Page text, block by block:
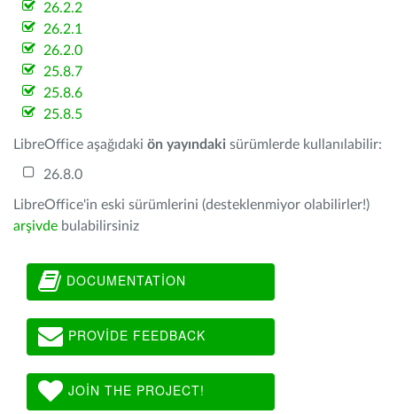
26.2.2
26.2.1
26.2.0
25.8.7
25.8.6
25.8.5
LibreOffice aşağıdaki ön yayındaki sürümlerde kullanılabilir:
26.8.0
LibreOffice'in eski sürümlerini (desteklenmiyor olabilirler!)
arşivde bulabilirsiniz
DOCUMENTATION
PROVIDE FEEDBACK
JOIN THE PROJECT!